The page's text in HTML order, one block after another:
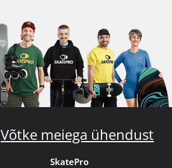
Võtke meiega ühendust
SkatePro